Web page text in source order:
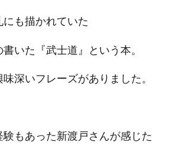
も描かれていた
いた『武士道』という本。
深いフレーズがありました。
もあった新渡戸さんが感じた